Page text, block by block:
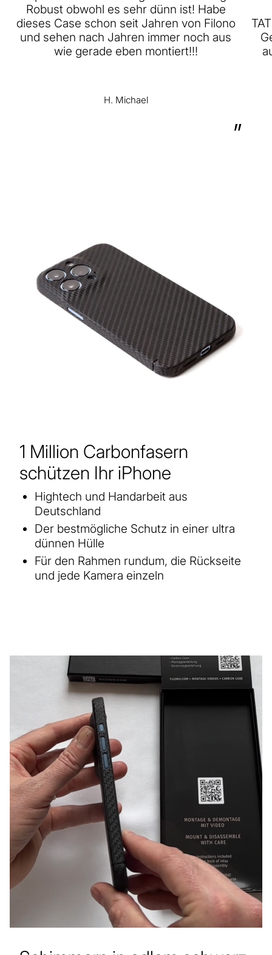
Robust obwohl es sehr dünn ist! Habe
dieses Case schon seit Jahren von Filono
und sehen nach Jahren immer noch aus
wie gerade eben montiert!!!
”
H. Michael
1 Million Carbonfasern
schützen Ihr iPhone
Hightech und Handarbeit aus
Deutschland
Der bestmögliche Schutz in einer ultra
dünnen Hülle
Für den Rahmen rundum, die Rückseite
und jede Kamera einzeln